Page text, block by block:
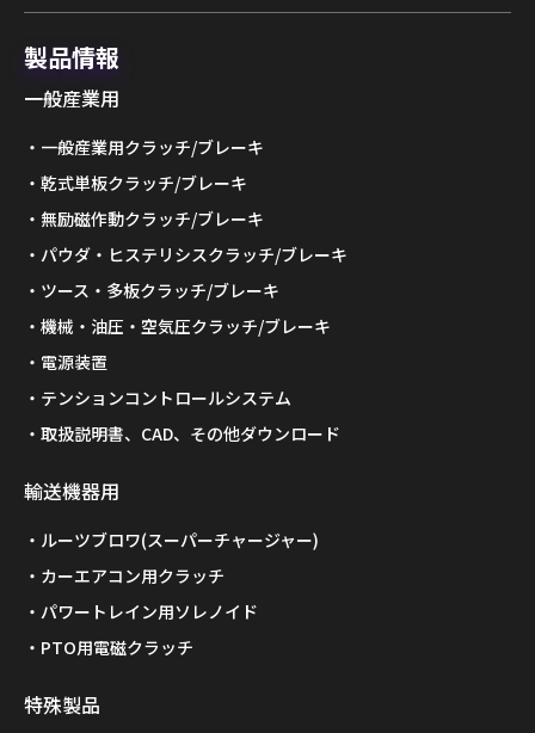
製品情報
一般産業用
一般産業用クラッチ/ブレーキ
乾式単板クラッチ/ブレーキ
無励磁作動クラッチ/ブレーキ
パウダ・ヒステリシスクラッチ/ブレーキ
ツース・多板クラッチ/ブレーキ
機械・油圧・空気圧クラッチ/ブレーキ
電源装置
テンションコントロールシステム
取扱説明書、CAD、その他ダウンロード
輸送機器用
ルーツブロワ(スーパーチャージャー)
カーエアコン用クラッチ
パワートレイン用ソレノイド
PTO用電磁クラッチ
特殊製品